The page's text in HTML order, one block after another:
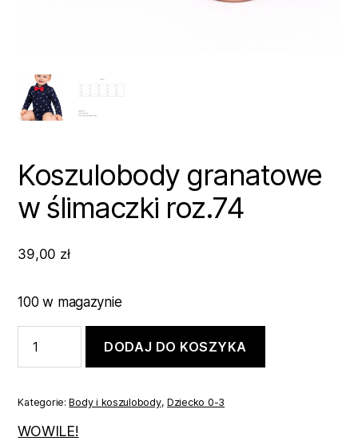
Koszulobody granatowe
w ślimaczki roz.74
39,00 zł
100 w magazynie
Koszulobody
granatowe
ślimaczki
roz.74
DODAJ DO KOSZYKA
Kategorie:Body i koszulobody,Dziecko 0-3
WOWILE!